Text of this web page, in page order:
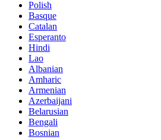
Polish
Basque
Catalan
Esperanto
Hindi
Lao
Albanian
Amharic
Armenian
Azerbaijani
Belarusian
Bengali
Bosnian